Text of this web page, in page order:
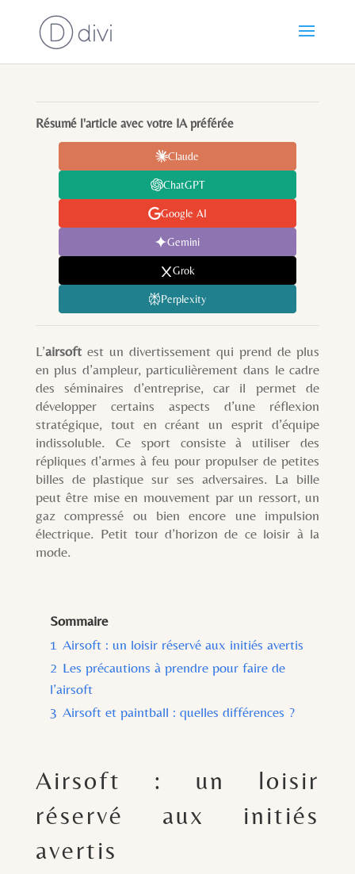
Résumé l'article avec votre IA préférée
Claude
ChatGPT
Google AI
Gemini
Grok
Perplexity
L’airsoftest un divertissement qui prend de plus
en plus d’ampleur, particulièrement dans le cadre
des séminaires d’entreprise, car il permet de
développer certains aspects d’une réflexion
stratégique, tout en créant un esprit d’équipe
indissoluble. Ce sport consiste à utiliser des
répliques d’armes à feu pour propulser de petites
billes de plastique sur ses adversaires. La bille
peut être mise en mouvement par un ressort, un
gaz compressé ou bien encore une impulsion
électrique. Petit tour d’horizon de ce loisir à la
mode.
Sommaire
1 Airsoft : un loisir réservé aux initiés avertis
2 Les précautions à prendre pour faire de
l’airsoft
3 Airsoft et paintball : quelles différences ?
Airsoft : un loisir
réservé aux initiés
avertis